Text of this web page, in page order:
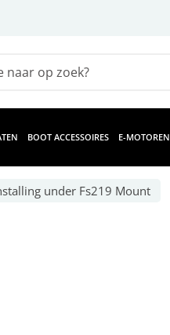
BOOT ACCESSOIRES E-MOTOREN
under Fs219 Mount